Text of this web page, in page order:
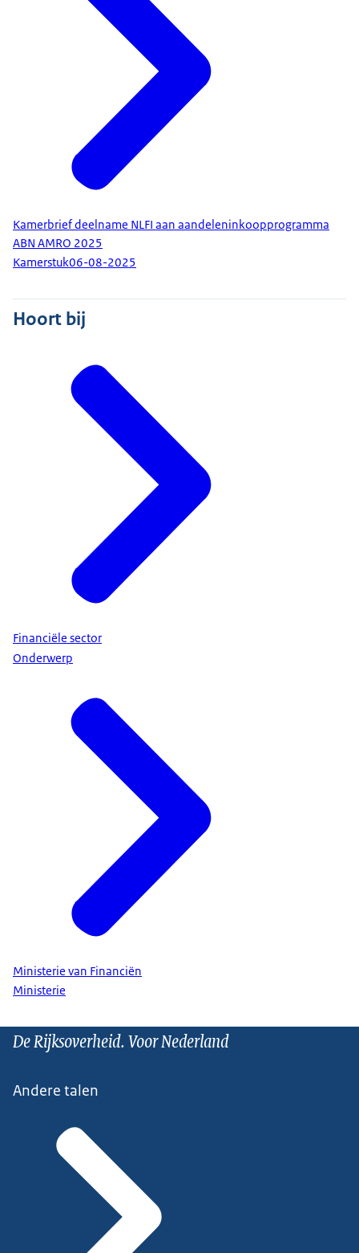
Kamerbrief deelname NLFI aan aandeleninkoopprogramma
ABN AMRO 2025
Kamerstuk06-08-2025
Hoort bij
Financiële sector
Onderwerp
Ministerie van Financiën
Ministerie
De Rijksoverheid. Voor Nederland
Andere talen